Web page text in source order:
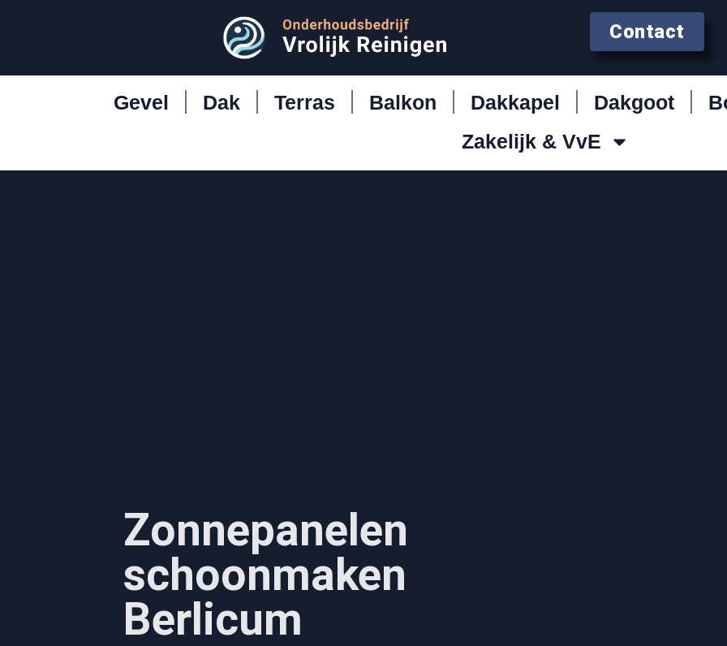
Contact
Gevel Dak Terras Balkon Dakkapel Dakgoot
Zakelijk & VvE
Zonnepanelen
schoonmaken
Berlicum